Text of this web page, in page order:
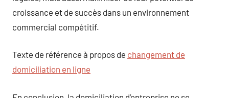
croissance et de succès dans un environnement
commercial compétitif.
Texte de référence à propos de changement de
domiciliation en ligne